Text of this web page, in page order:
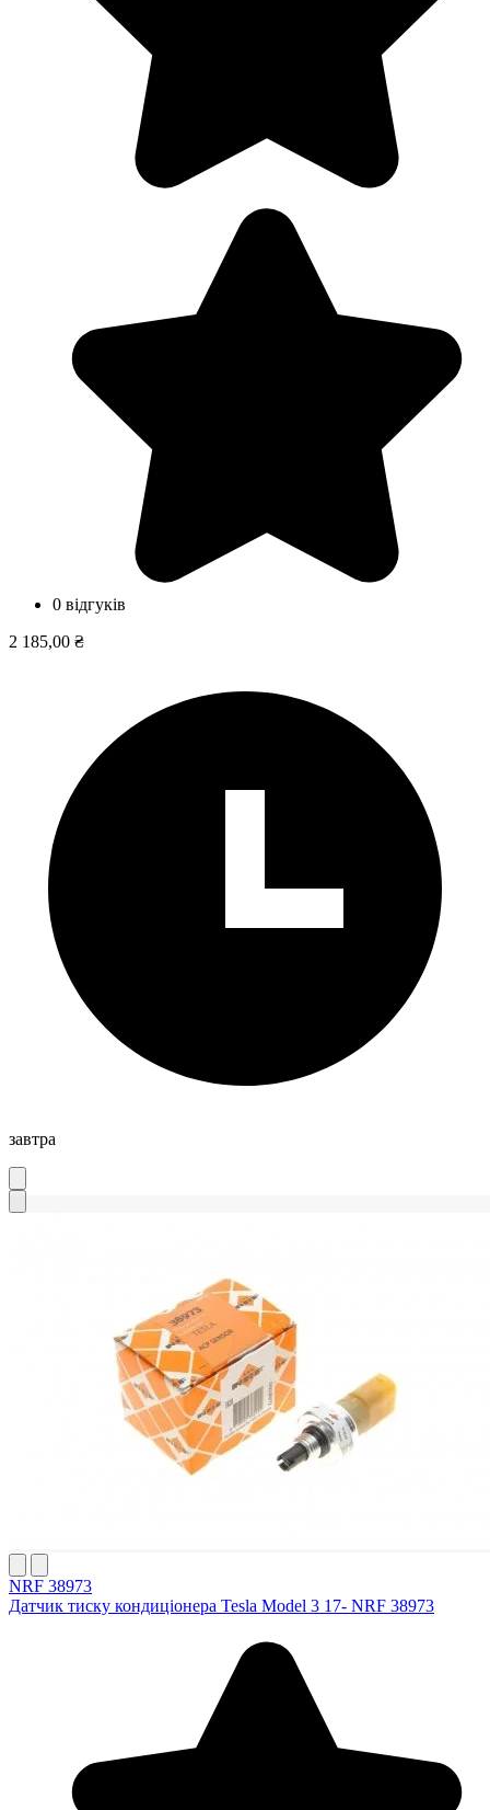
0 відгуків
2 185,00 ₴
завтра
NRF 38973
Датчик тиску кондиціонера Tesla Model 3 17- NRF 38973